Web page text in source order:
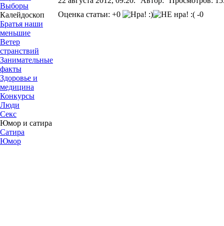
Выборы
Калейдоскоп
Братья наши
меньшие
Ветер
странствий
Занимательные
факты
Здоровье и
медицина
Конкурсы
Люди
Секс
Юмор и сатира
Сатира
Юмор
Оценка статьи: +0
-0